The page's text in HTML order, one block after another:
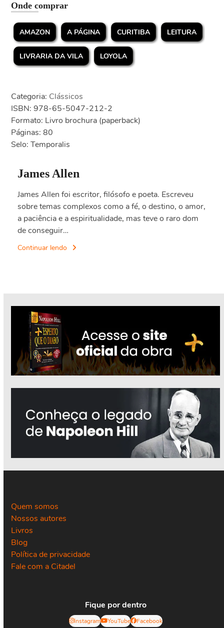
Onde comprar
AMAZON A PÁGINA CURITIBA LEITURA
LIVRARIA DA VILA LOYOLA
Categoria: Clássicos
ISBN: 978-65-5047-212-2
Formato: Livro brochura (paperback)
Páginas: 80
Selo: Temporalis
James Allen
James Allen foi escritor, filósofo e poeta. Escreveu
sobre temas complexos como a fé, o destino, o amor,
a paciência e a espiritualidade, mas teve o raro dom
de conseguir…
Continuar lendo
Quem somos
Nossos autores
Livros
Blog
Política de privacidade
Fale com a Citadel
Fique por dentro
Instagram YouTube Facebook